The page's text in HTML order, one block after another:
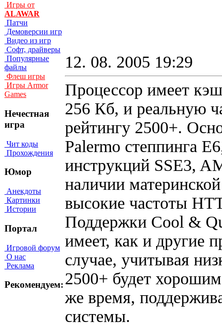
Игры от
ALAWAR
Патчи
Демоверсии игр
Видео из игр
Софт, драйверы
Популярные
файлы
Флеш игры
Игры Armor
Games
Нечестная
игра
Чит коды
Прохождения
Юмор
Анекдоты
Картинки
Истории
Портал
Игровой форум
О нас
Реклама
Рекомендуем:
12. 08. 2005 19:29
Процессор имеет
256 Кб, и реальную
рейтингу 2500+.
Palermo степпинга
инструкций SSE3,
наличии
высокие частоты
Поддержки Cool &
имеет, как и другие
случае, учитывая
2500+ будет
же время,
системы.